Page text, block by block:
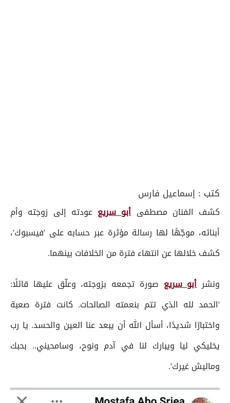
كتب : إسماعيل فارس
كشف الفنان مصطفىأبو سريع عودته إلى زوجته وأم
أبنائه، موجّهًا لها رسالة مؤثرة عبر حسابه على 'فيسبوك'،
كشف خلالها عن انتهاء فترة من الخلافات بينهما.
ونشرأبو سريع صورة تجمعه بزوجته، وعلّق عليها قائلًا:
'الحمد لله الذي تتم بنعمته الصالحات. كانت فترة صعبة
واختبارًا شديدًا، أسأل الله أن يبعد عنا العين والحسد. يا رب
يخليكي ليا ويبارك لنا في آدم ونوح، وسامحيني.. بحبك
وماليش غيرك'.